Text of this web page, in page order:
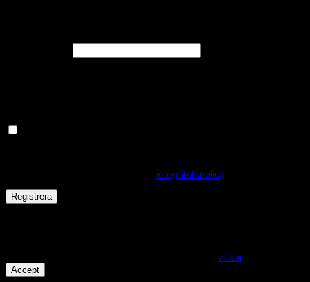
integritetspolicy.
Registrera
villkor.
Accept